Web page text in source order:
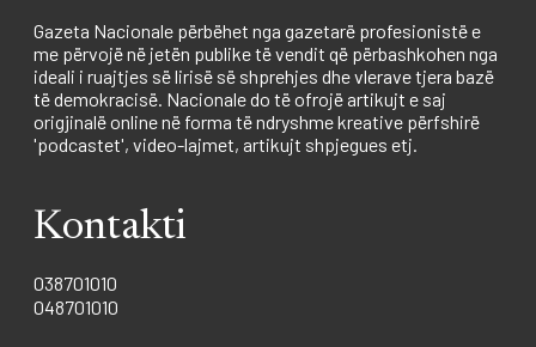
Gazeta Nacionale përbëhet nga gazetarë profesionistë e
me përvojë në jetën publike të vendit që përbashkohen nga
ideali i ruajtjes së lirisë së shprehjes dhe vlerave tjera bazë
të demokracisë. Nacionale do të ofrojë artikujt e saj
origjinalë online në forma të ndryshme kreative përfshirë
'podcastet', video-lajmet, artikujt shpjegues etj.
Kontakti
038701010
048701010